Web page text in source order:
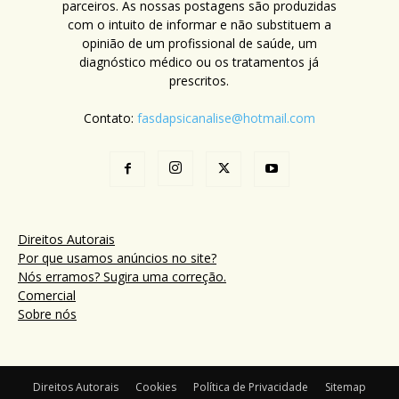
parceiros. As nossas postagens são produzidas
com o intuito de informar e não substituem a
opinião de um profissional de saúde, um
diagnóstico médico ou os tratamentos já
prescritos.
Contato: fasdapsicanalise@hotmail.com
Direitos Autorais
Por que usamos anúncios no site?
Nós erramos? Sugira uma correção.
Comercial
Sobre nós
Direitos Autorais Cookies Política de Privacidade Sitemap